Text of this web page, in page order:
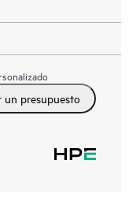
un presupuesto